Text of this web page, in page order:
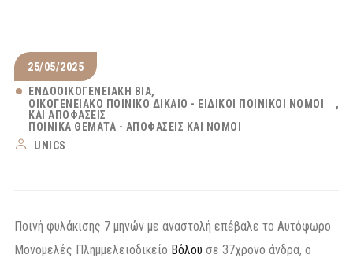
25/05/2025
ΕΝΔΟΟΙΚΟΓΕΝΕΙΑΚΉ ΒΊΑ
ΟΙΚΟΓΕΝΕΙΑΚΌ ΠΟΙΝΙΚΌ ΔΊΚΑΙΟ - ΕΙΔΙΚΟΊ ΠΟΙΝΙΚΟΊ ΝΌΜΟΙ
ΚΑΙ ΑΠΟΦΆΣΕΙΣ
ΠΟΙΝΙΚΆ ΘΈΜΑΤΑ - ΑΠΟΦΆΣΕΙΣ ΚΑΙ ΝΌΜΟΙ
UNICS
Ποινή φυλάκισης 7 μηνών με αναστολή επέβαλε το Αυτόφωρο
Μονομελές Πλημμελειοδικείο Βόλου σε 37χρονο άνδρα, ο